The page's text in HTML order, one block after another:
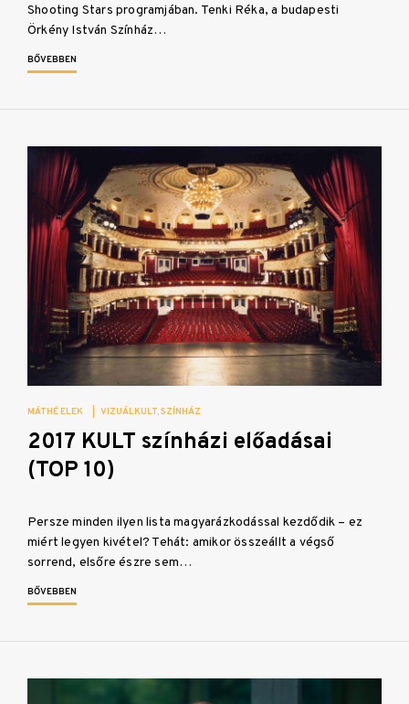
Shooting Stars programjában. Tenki Réka, a budapesti
Örkény István Színház…
BŐVEBBEN
MÁTHÉ ELEK VIZUÁLKULT SZÍNHÁZ
2017 KULT színházi előadásai
(TOP 10)
Persze minden ilyen lista magyarázkodással kezdődik – ez
miért legyen kivétel? Tehát: amikor összeállt a végső
sorrend, elsőre észre sem…
BŐVEBBEN